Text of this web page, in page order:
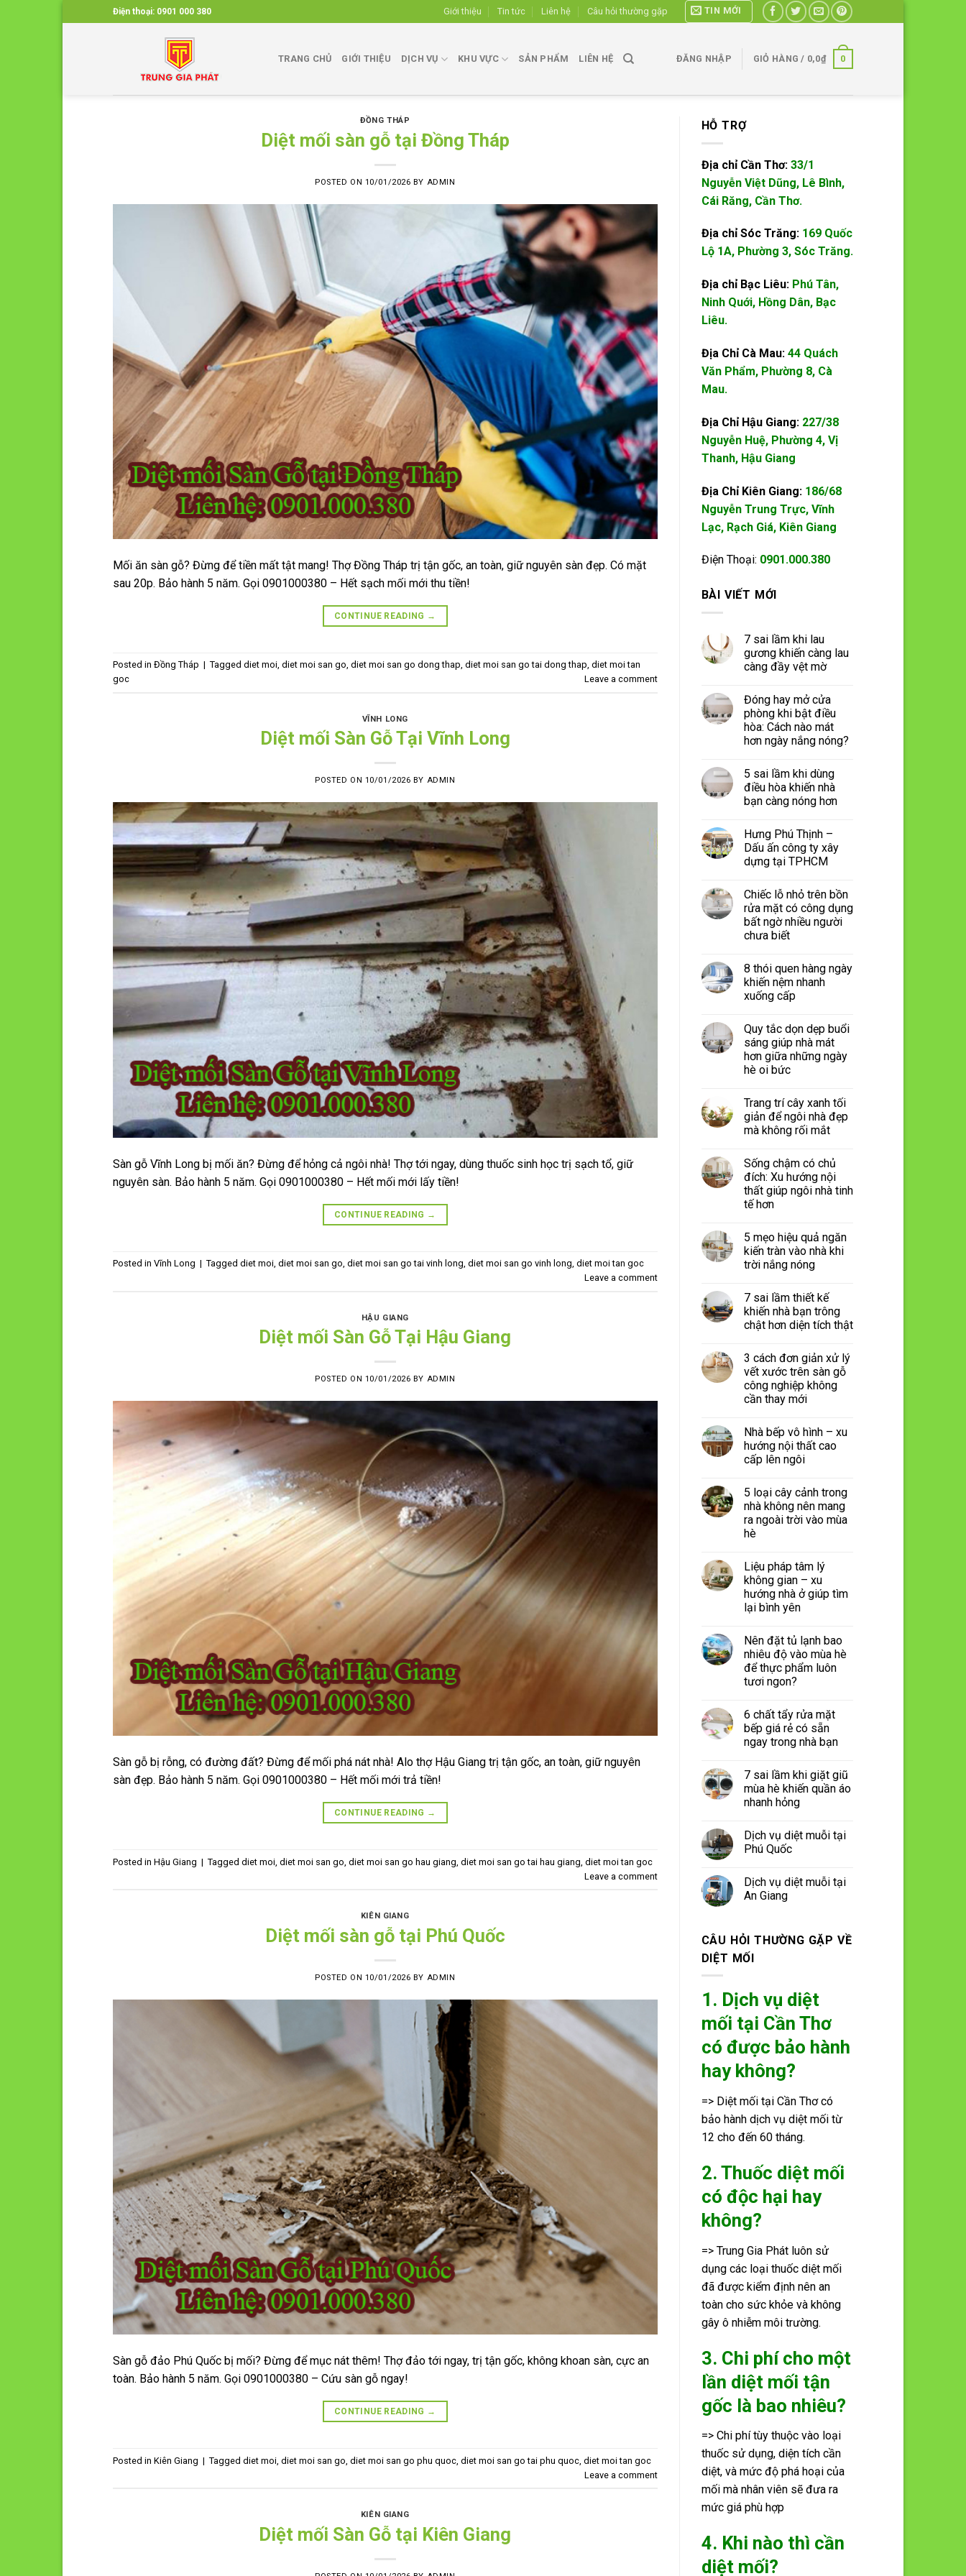
to
Điện thoại: 0901 000 380 Giới thiệu Tin tức Liên hệ Câu hỏi thường gặp TIN MỚI
TRANG CHỦ GIỚI THIỆU DỊCH VỤ KHU VỰC SẢN PHẨM LIÊN HỆ ĐĂNG NHẬP GIỎ HÀNG / 0,0₫ 0
ĐỒNG THÁP
Diệt mối sàn gỗ tại Đồng Tháp
POSTED ON 10/01/2026 BY ADMIN
Mối ăn sàn gỗ? Đừng để tiền mất tật mang! Thợ Đồng Tháp trị tận gốc, an toàn, giữ nguyên sàn đẹp. Có mặt
sau 20p. Bảo hành 5 năm. Gọi 0901000380 – Hết sạch mối mới thu tiền!
CONTINUE READING →
Posted in Đồng Tháp | Tagged diet moi, diet moi san go, diet moi san go dong thap, diet moi san go tai dong thap, diet moi tan
goc
Leave a comment
VĨNH LONG
Diệt mối Sàn Gỗ Tại Vĩnh Long
POSTED ON 10/01/2026 BY ADMIN
Sàn gỗ Vĩnh Long bị mối ăn? Đừng để hỏng cả ngôi nhà! Thợ tới ngay, dùng thuốc sinh học trị sạch tổ, giữ
nguyên sàn. Bảo hành 5 năm. Gọi 0901000380 – Hết mối mới lấy tiền!
CONTINUE READING →
Posted in Vĩnh Long | Tagged diet moi diet moi san go diet moi san go tai vinh long diet moi san go vinh long diet moi tan goc
Leave a comment
HẬU GIANG
Diệt mối Sàn Gỗ Tại Hậu Giang
POSTED ON 10/01/2026 BY ADMIN
Sàn gỗ bị rỗng, có đường đất? Đừng để mối phá nát nhà! Alo thợ Hậu Giang trị tận gốc, an toàn, giữ nguyên
sàn đẹp. Bảo hành 5 năm. Gọi 0901000380 – Hết mối mới trả tiền!
CONTINUE READING →
Posted in Hậu Giang | Tagged diet moi diet moi san go diet moi san go hau giang diet moi san go tai hau giang diet moi tan goc
Leave a comment
KIÊN GIANG
Diệt mối sàn gỗ tại Phú Quốc
POSTED ON 10/01/2026 BY ADMIN
Sàn gỗ đảo Phú Quốc bị mối? Đừng để mục nát thêm! Thợ đảo tới ngay, trị tận gốc, không khoan sàn, cực an
toàn. Bảo hành 5 năm. Gọi 0901000380 – Cứu sàn gỗ ngay!
CONTINUE READING →
Posted in Kiên Giang | Tagged diet moi diet moi san go diet moi san go phu quoc diet moi san go tai phu quoc diet moi tan goc
Leave a comment
KIÊN GIANG
Diệt mối Sàn Gỗ tại Kiên Giang
HỖ TRỢ
Địa chỉ Cần Thơ: 33/1
Nguyễn Việt Dũng, Lê Bình,
Cái Răng, Cần Thơ.
Địa chỉ Sóc Trăng: 169 Quốc
Lộ 1A, Phường 3, Sóc Trăng.
Địa chỉ Bạc Liêu: Phú Tân,
Ninh Quới, Hồng Dân, Bạc
Liêu.
Địa Chỉ Cà Mau: 44 Quách
Văn Phẩm, Phường 8, Cà
Mau.
Địa Chỉ Hậu Giang: 227/38
Nguyễn Huệ, Phường 4, Vị
Thanh, Hậu Giang
Địa Chỉ Kiên Giang: 186/68
Nguyễn Trung Trực, Vĩnh
Lạc, Rạch Giá, Kiên Giang
Điện Thoại: 0901.000.380
BÀI VIẾT MỚI
7 sai lầm khi lau
gương khiến càng lau
càng đầy vệt mờ
Đóng hay mở cửa
phòng khi bật điều
hòa: Cách nào mát
hơn ngày nắng nóng?
5 sai lầm khi dùng
điều hòa khiến nhà
bạn càng nóng hơn
Hưng Phú Thịnh –
Dấu ấn công ty xây
dựng tại TPHCM
Chiếc lỗ nhỏ trên bồn
rửa mặt có công dụng
bất ngờ nhiều người
chưa biết
8 thói quen hàng ngày
khiến nệm nhanh
xuống cấp
Quy tắc dọn dẹp buổi
sáng giúp nhà mát
hơn giữa những ngày
hè oi bức
Trang trí cây xanh tối
giản để ngôi nhà đẹp
mà không rối mắt
Sống chậm có chủ
đích: Xu hướng nội
thất giúp ngôi nhà tinh
tế hơn
5 mẹo hiệu quả ngăn
kiến tràn vào nhà khi
trời nắng nóng
7 sai lầm thiết kế
khiến nhà bạn trông
chật hơn diện tích thật
3 cách đơn giản xử lý
vết xước trên sàn gỗ
công nghiệp không
cần thay mới
Nhà bếp vô hình – xu
hướng nội thất cao
cấp lên ngôi
5 loại cây cảnh trong
nhà không nên mang
ra ngoài trời vào mùa
hè
Liệu pháp tâm lý
không gian – xu
hướng nhà ở giúp tìm
lại bình yên
Nên đặt tủ lạnh bao
nhiêu độ vào mùa hè
để thực phẩm luôn
tươi ngon?
6 chất tẩy rửa mặt
bếp giá rẻ có sẵn
ngay trong nhà bạn
7 sai lầm khi giặt giũ
mùa hè khiến quần áo
nhanh hỏng
Dịch vụ diệt muỗi tại
Phú Quốc
Dịch vụ diệt muỗi tại
An Giang
CÂU HỎI THƯỜNG GẶP VỀ
DIỆT MỐI
1. Dịch vụ diệt
mối tại Cần Thơ
có được bảo hành
hay không?
=> Diệt mối tại Cần Thơ có
bảo hành dịch vụ diệt mối từ
12 cho đến 60 tháng.
2. Thuốc diệt mối
có độc hại hay
không?
=> Trung Gia Phát luôn sử
dụng các loại thuốc diệt mối
đã được kiểm định nên an
toàn cho sức khỏe và không
gây ô nhiễm môi trường.
3. Chi phí cho một
lần diệt mối tận
gốc là bao nhiêu?
=> Chi phí tùy thuộc vào loại
thuốc sử dụng, diện tích cần
diệt, và mức độ phá hoại của
mối mà nhân viên sẽ đưa ra
mức giá phù hợp
4. Khi nào thì cần
diệt mối?